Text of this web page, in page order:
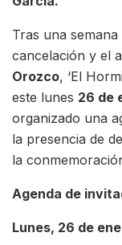
Tras una
cancelación y el
Orozco, ‘El
este lunes 26 de
organizado una
la presencia de
la
Agenda de
Lunes, 26 de